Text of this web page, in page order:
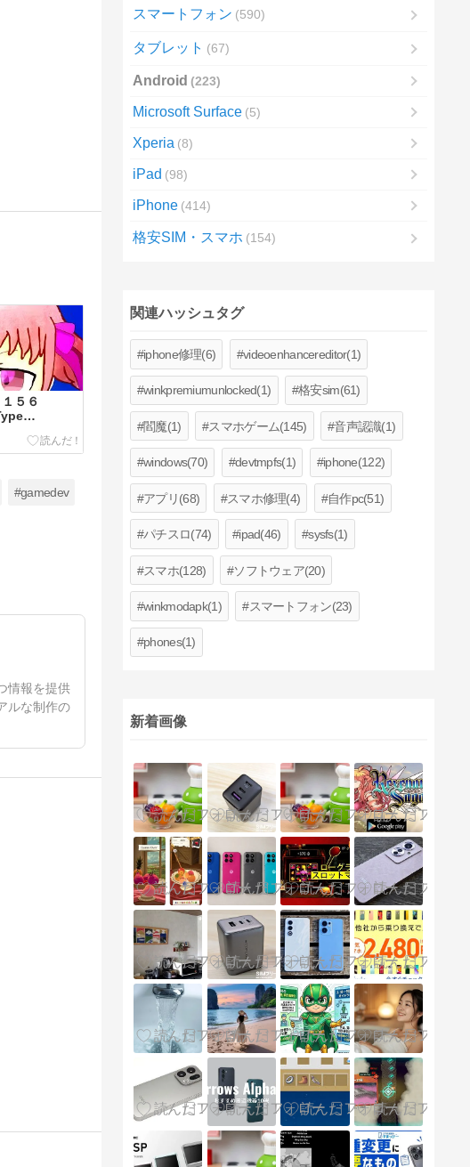
５６
#gamedev
情報を提供
ルな制作の
スマートフォン 590
タブレット 67
Android 223
Microsoft Surface 5
Xperia 8
iPad 98
iPhone 414
格安SIM・スマホ 154
関連ハッシュタグ
iphone修理(6) videoenhancereditor(1)
winkpremiumunlocked(1) 格安sim(61)
閻魔(1) スマホゲーム(145) 音声認識(1)
windows(70) devtmpfs(1) iphone(122)
アプリ(68) スマホ修理(4) 自作pc(51)
パチスロ(74) ipad(46) sysfs(1)
スマホ(128) ソフトウェア(20)
winkmodapk(1) スマートフォン(23)
phones(1)
新着画像